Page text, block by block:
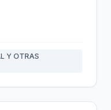
Y OTRAS